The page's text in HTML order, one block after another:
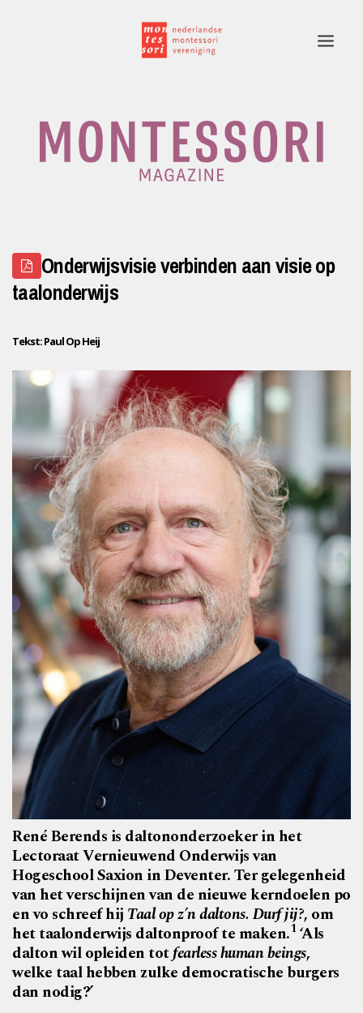
Home
Rubrieken
Montessori.nl
Contact
Onderwijsvisie verbinden aan visie op
taalonderwijs
Tekst: Paul Op Heij
René Berends is daltononderzoeker in het
Lectoraat Vernieuwend Onderwijs van
Hogeschool Saxion in Deventer. Ter gelegenheid
van het verschijnen van de nieuwe kerndoelen po
en vo schreef hij Taal op z’n daltons. Durf jij?, om
het taalonderwijs daltonproof te maken.1 ‘Als
dalton wil opleiden totfearless human beings,
welke taal hebben zulke democratische burgers
dan nodig?’